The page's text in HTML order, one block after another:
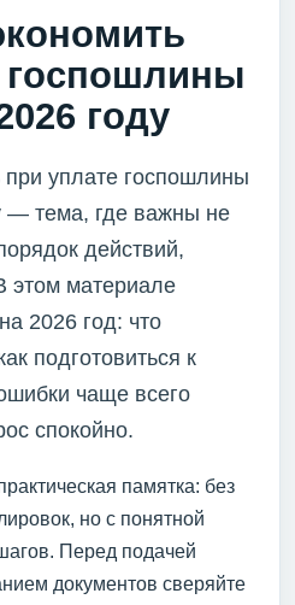
госпошлины
году
уплате госпошлины
— тема, где важны не
действий,
этом материале
2026 год: что
подготовиться к
чаще всего
спокойно.
памятка: без
но с понятной
Перед подачей
документов сверяйте